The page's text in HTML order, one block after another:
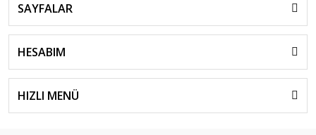
SAYFALAR
HESABIM
HIZLI MENÜ